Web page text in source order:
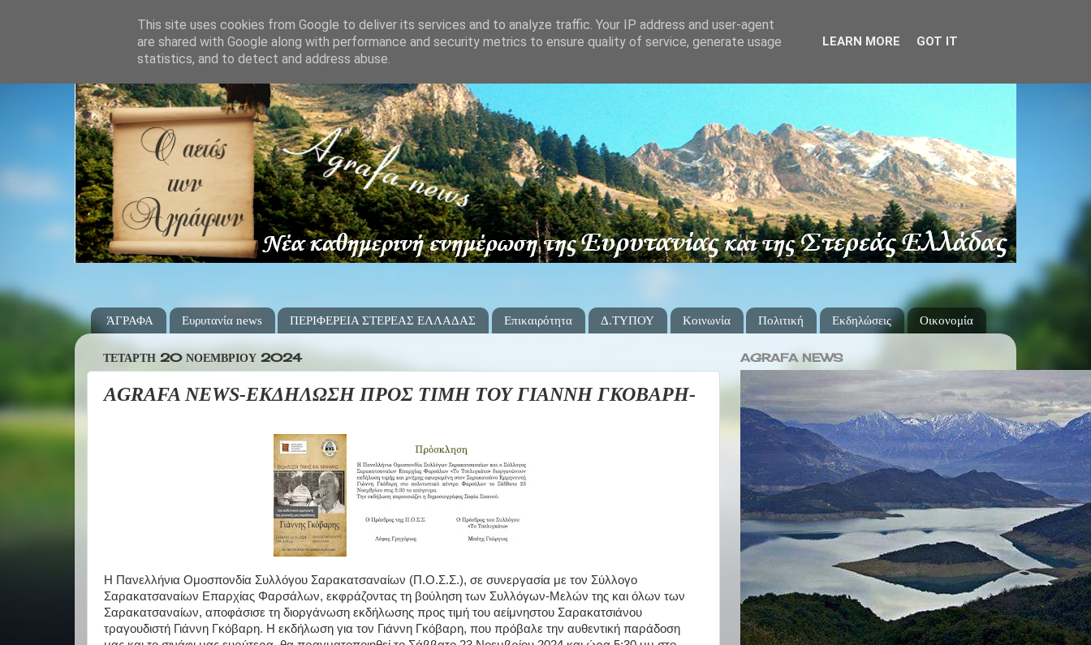
ΆΓΡΑΦΑ Ευρυτανία news ΠΕΡΙΦΕΡΕΙΑ ΣΤΕΡΕΑΣ ΕΛΛΑΔΑΣ Επικαιρότητα Δ.ΤΥΠΟΥ Κοινωνία Πολιτική Εκδηλώσεις Οικονομία
ΤΕΤΆΡΤΗ 20 ΝΟΕΜΒΡΊΟΥ 2024
AGRAFA NEWS-ΕΚΔΗΛΩΣΗ ΠΡΟΣ ΤΙΜΗ ΤΟΥ ΓΙΑΝΝΗ ΓΚΟΒΑΡΗ-
Η Πανελλήνια Ομοσπονδία Συλλόγου Σαρακατσαναίων (Π.Ο.Σ.Σ.), σε συνεργασία με τον Σύλλογο
Σαρακατσαναίων Επαρχίας Φαρσάλων, εκφράζοντας τη βούληση των Συλλόγων-Μελών της και όλων των
Σαρακατσαναίων, αποφάσισε τη διοργάνωση εκδήλωσης προς τιμή του αείμνηστου Σαρακατσιάνου
τραγουδιστή Γιάννη Γκόβαρη. Η εκδήλωση για τον Γιάννη Γκόβαρη, που πρόβαλε την αυθεντική παράδοση
AGRAFA NEWS
This site uses cookies from Google to deliver its services and to analyze traffic. Your IP address and user-agent
are shared with Google along with performance and security metrics to ensure quality of service, generate usage
statistics, and to detect and address abuse.
LEARN MORE GOT IT